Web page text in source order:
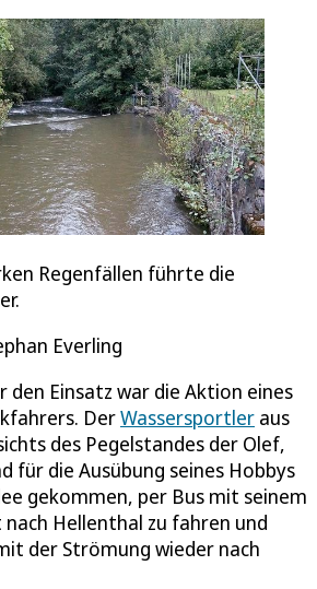
Regenfällen führte die
Everling
den Einsatz war die Aktion eines
DerWassersportler aus
des Pegelstandes der Olef,
für die Ausübung seines Hobbys
gekommen, per Bus mit seinem
Hellenthal zu fahren und
der Strömung wieder nach